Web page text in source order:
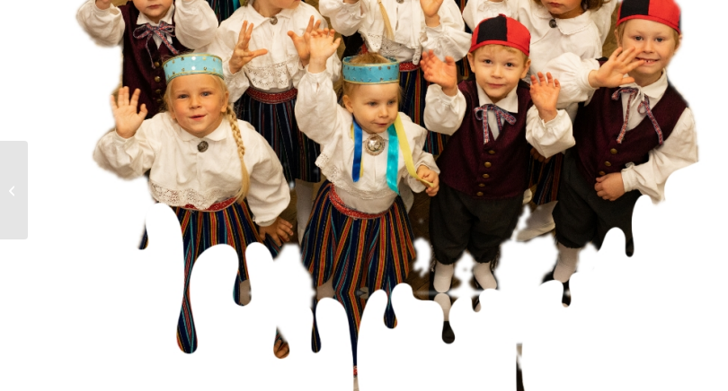
Tallinna Huvikeskus Kullo
tütarlastekoor Ellerhein pälvis tiitli